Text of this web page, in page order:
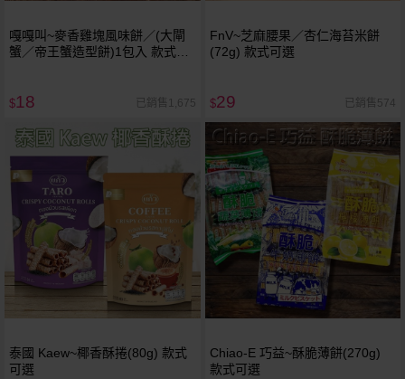
嘎嘎叫~麥香雞塊風味餅／(大閘
蟹／帝王蟹造型餅)1包入 款式可
$18 已銷售1,675
FnV~芝麻腰果／杏仁海苔米餅
(72g) 款式可選
$29 已銷售574
泰國 Kaew~椰香酥捲(80g) 款式
可選
Chiao-E 巧益~酥脆薄餅(270g)
款式可選